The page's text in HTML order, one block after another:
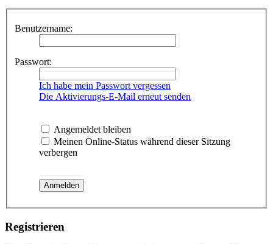
Benutzername:
Passwort:
Ich habe mein Passwort vergessen
Die Aktivierungs-E-Mail erneut senden
Angemeldet bleiben
Meinen Online-Status während dieser Sitzung
verbergen
Registrieren